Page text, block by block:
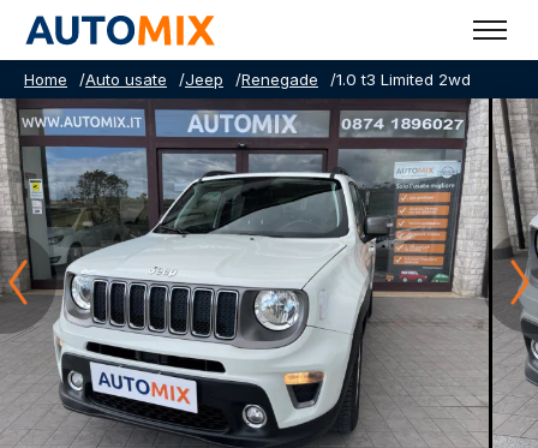
Home /Auto usate /Jeep /Renegade /1.0 t3 Limited 2wd